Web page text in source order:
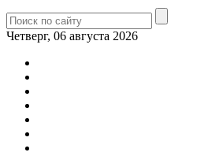
Четверг, 06 августа 2026